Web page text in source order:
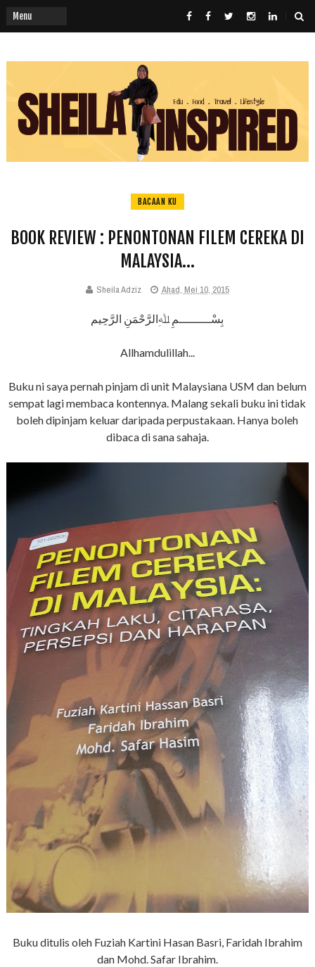
BACAAN KU
BOOK REVIEW : PENONTONAN FILEM CEREKA DI
MALAYSIA...
Sheila Adziz Ahad, Mei 10, 2015
بِسْـــــــــمِ ﷲِالرَّحْمَنِ الرَّحِيم
Allhamdulillah...
Buku ni saya pernah pinjam di unit Malaysiana USM dan belum
sempat lagi membaca kontennya. Malang sekali buku ini tidak
boleh dipinjam keluar daripada perpustakaan. Hanya boleh
dibaca di sana sahaja.
Buku ditulis oleh Fuziah Kartini Hasan Basri, Faridah Ibrahim
dan Mohd. Safar Ibrahim.